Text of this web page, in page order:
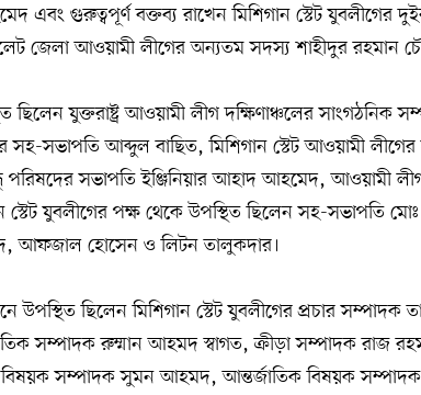
এবং গুরুত্বপূর্ণ বক্তব্য রাখেন মিশিগান স্টেট যুবলীগের
জেলা আওয়ামী লীগের অন্যতম সদস্য শাহীদুর রহমান
ছিলেন যুক্তরাষ্ট্র আওয়ামী লীগ দক্ষিণাঞ্চলের সাংগঠনিক
সহ-সভাপতি আব্দুল বাছিত, মিশিগান স্টেট আওয়ামী
পরিষদের সভাপতি ইঞ্জিনিয়ার আহাদ আহমেদ, আওয়ামী
স্টেট যুবলীগের পক্ষ থেকে উপস্থিত ছিলেন সহ-সভাপতি
আফজাল হোসেন ও লিটন তালুকদার।
উপস্থিত ছিলেন মিশিগান স্টেট যুবলীগের প্রচার
সম্পাদক রুম্মান আহমদ স্বাগত, ক্রীড়া সম্পাদক রাজ
সম্পাদক সুমন আহমদ, আন্তর্জাতিক বিষয়ক সম্পাদক